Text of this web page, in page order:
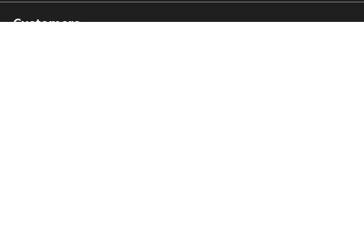
Customers